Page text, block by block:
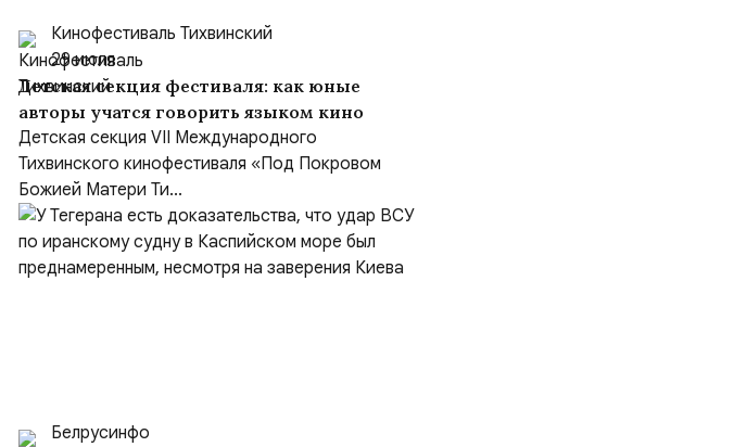
Кинофестиваль Тихвинский
29 июля
Детская секция фестиваля: как юные
авторы учатся говорить языком кино
Детская секция VII Международного
Тихвинского кинофестиваля «Под Покровом
Божией Матери Ти...
Белрусинфо